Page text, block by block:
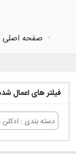
صفحه اصلی
فیلتر های اعمال
دسته بندی : ادکلن